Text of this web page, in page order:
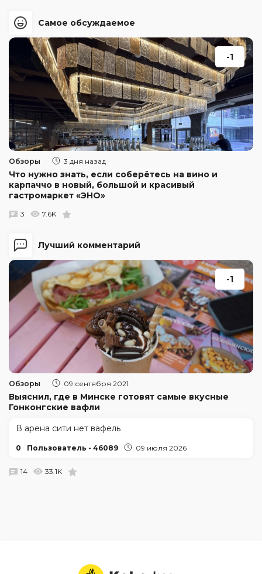
Лучший комментарий
-1
Обзоры 09 сентября 2021
Выяснил, где в Минске готовят самые вкусные
Гонконгские вафли
В арена сити нет вафель
0 Пользователь - 46089 09 июля 2026
14 33.1K
Самое обсуждаемое
-1
Обзоры 3 дня назад
Что нужно знать, если соберётесь на вино и
карпаччо в новый, большой и красивый
гастромаркет «ЭНО»
3 7.6K